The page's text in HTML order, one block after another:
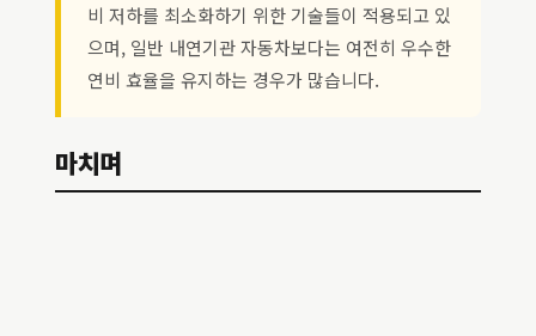
비 저하를 최소화하기 위한 기술들이 적용되고 있
으며, 일반 내연기관 자동차보다는 여전히 우수한
연비 효율을 유지하는 경우가 많습니다.
마치며